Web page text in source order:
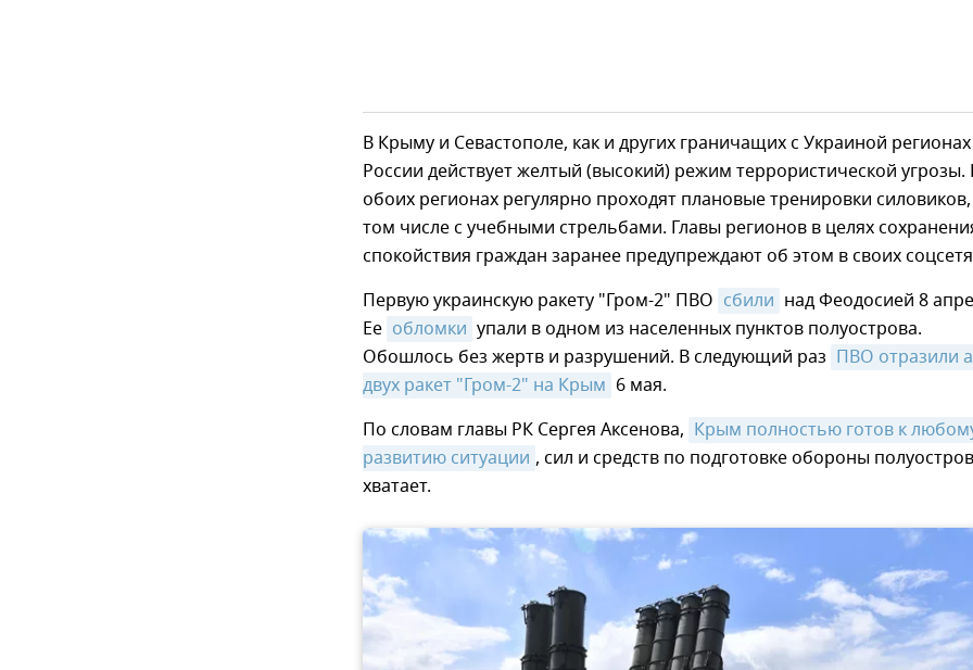
В Крыму и Севастополе, как и других граничащих с Украиной регионах
России действует желтый (высокий) режим террористической угрозы.
обоих регионах регулярно проходят плановые тренировки
том числе с учебными стрельбами. Главы регионов в целях
спокойствия граждан заранее предупреждают об этом в своих
Первую украинскую ракету "Гром-2" ПВО сбили над Феодосией 8
Ее обломки упали в одном из населенных пунктов полуострова.
Обошлось без жертв и разрушений. В следующий раз ПВО отразили
двух ракет "Гром-2" на Крым 6 мая.
По словам главы РК Сергея Аксенова, Крым полностью готов к
развитию ситуации , сил и средств по подготовке обороны
хватает.